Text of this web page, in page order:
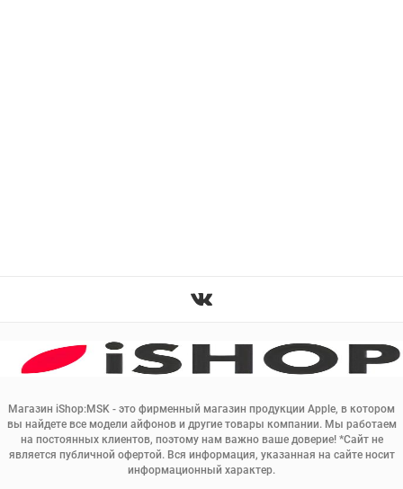
Магазин iShop:MSK - это фирменный магазин продукции Apple, в котором
вы найдете все модели айфонов и другие товары компании. Мы работаем
на постоянных клиентов, поэтому нам важно ваше доверие! *Сайт не
является публичной офертой. Вся информация, указанная на сайте носит
информационный характер.